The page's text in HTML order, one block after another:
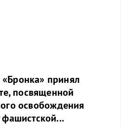
принял
посвященной
освобождения